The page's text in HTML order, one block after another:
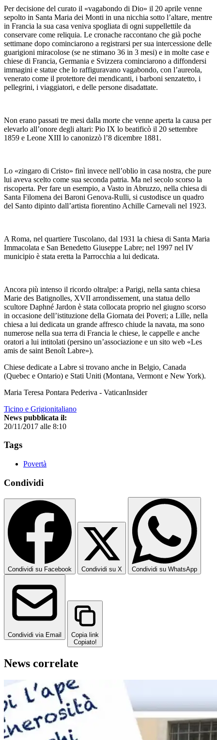
Per decisione del curato il «vagabondo di Dio» il 20 aprile venne
sepolto in Santa Maria dei Monti in una nicchia sotto l’altare, mentre
in Francia la sua casa veniva spogliata di ogni suppellettile da
conservare come reliquia. Le cronache raccontano che già poche
settimane dopo cominciarono a registrarsi per sua intercessione delle
guarigioni miracolose (se ne stimano 36 in 3 mesi) e in molte case e
chiese di Francia, Germania e Svizzera cominciarono a diffondersi
immagini e statue che lo raffiguravano vagabondo, con l’aureola,
venerato come il protettore dei mendicanti, i barboni senzatetto, i
pellegrini, i viaggiatori, e delle persone disadattate.
Non erano passati tre mesi dalla morte che venne aperta la causa per
elevarlo all’onore degli altari: Pio IX lo beatificò il 20 settembre
1859 e Leone XIII lo canonizzò l’8 dicembre 1881.
Lo «zingaro di Cristo» finì invece nell’oblio in casa nostra, che pure
lui aveva scelto come sua seconda patria. Ma nel secolo scorso la
riscoperta. Per fare un esempio, a Vasto in Abruzzo, nella chiesa di
Santa Filomena dei Baroni Genova-Rulli, si custodisce un quadro
del Santo dipinto dall’artista fiorentino Achille Carnevali nel 1923.
A Roma, nel quartiere Tuscolano, dal 1931 la chiesa di Santa Maria
Immacolata e San Benedetto Giuseppe Labre; nel 1997 nel IV
municipio è stata eretta la Parrocchia a lui dedicata.
Ancora più intenso il ricordo oltralpe: a Parigi, nella santa chiesa
Marie des Batignolles, XVII arrondissement, una statua dello
scultore Daphné Jardon è stata collocata proprio nel giugno scorso
in occasione dell’istituzione della Giornata dei Poveri; a Lille, nella
chiesa a lui dedicata un grande affresco chiude la navata, ma sono
numerose nella sua terra di Francia le chiese, le cappelle e anche
oratori a lui intitolati (persino un’associazione e un sito web «Les
amis de saint Benoît Labre»).
Chiese dedicate a Labre si trovano anche in Belgio, Canada
(Quebec e Ontario) e Stati Uniti (Montana, Vermont e New York).
Maria Teresa Pontara Pederiva - VaticanInsider
Ticino e Grigionitaliano
News pubblicata il:
20/11/2017 alle 8:10
Tags
Povertà
Condividi
Condividi su Facebook Condividi su X Condividi su WhatsApp
Condividi via Email
Copia link
Copiato!
News correlate